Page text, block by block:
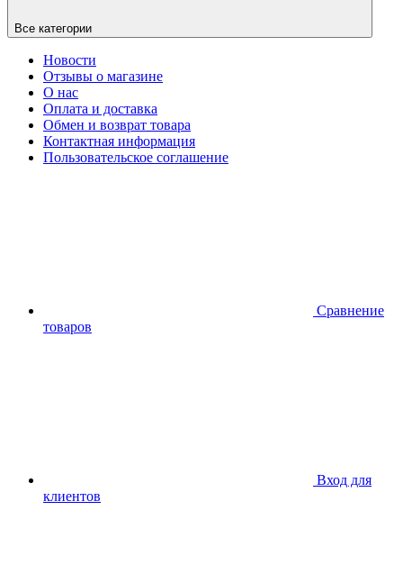
Все категории
Новости
Отзывы о магазине
О нас
Оплата и доставка
Обмен и возврат товара
Контактная информация
Пользовательское соглашение
Сравнение
товаров
Вход для
клиентов